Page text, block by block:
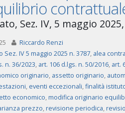
Sez. IV, 5 maggio
Riccardo Renzi
Sez. IV 5 maggio 2025 n. 3787, alea
n. 36/2023, art. 106 d.lgs. n. 50/2016, art.
originario, assetto originario,
, eventi eccezionali,finalità
economico,modifica originario
prezzo,revisione periodica,